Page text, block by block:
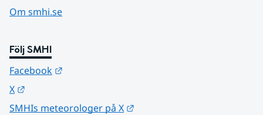
Om smhi.se
Följ SMHI
Facebook
X
SMHIs meteorologer på X